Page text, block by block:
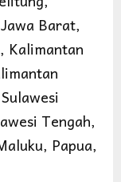
Barat,
Kalimantan
Tengah,
Papua,